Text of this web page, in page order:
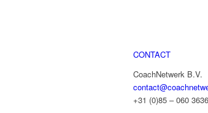
CONTACT
CoachNetwerk B.V.
+31 (0)85 – 060 3636